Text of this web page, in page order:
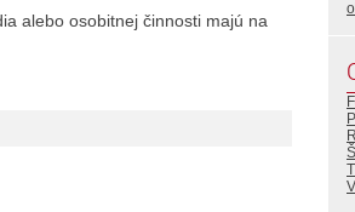
alebo osobitnej činnosti majú na